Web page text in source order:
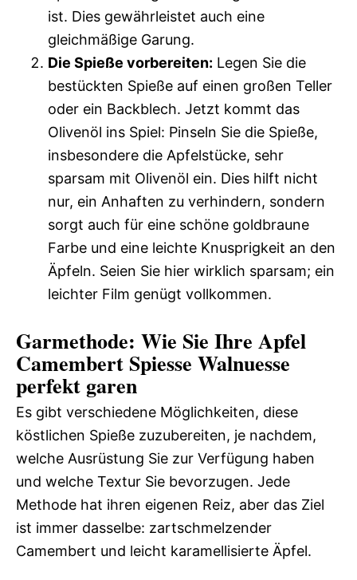
ist. Dies gewährleistet auch eine
gleichmäßige Garung.
Die Spieße vorbereiten: Legen Sie die
bestückten Spieße auf einen großen Teller
oder ein Backblech. Jetzt kommt das
Olivenöl ins Spiel: Pinseln Sie die Spieße,
insbesondere die Apfelstücke, sehr
sparsam mit Olivenöl ein. Dies hilft nicht
nur, ein Anhaften zu verhindern, sondern
sorgt auch für eine schöne goldbraune
Farbe und eine leichte Knusprigkeit an den
Äpfeln. Seien Sie hier wirklich sparsam; ein
leichter Film genügt vollkommen.
Garmethode: Wie Sie Ihre Apfel
Camembert Spiesse Walnuesse
perfekt garen
Es gibt verschiedene Möglichkeiten, diese
köstlichen Spieße zuzubereiten, je nachdem,
welche Ausrüstung Sie zur Verfügung haben
und welche Textur Sie bevorzugen. Jede
Methode hat ihren eigenen Reiz, aber das Ziel
ist immer dasselbe: zartschmelzender
Camembert und leicht karamellisierte Äpfel.